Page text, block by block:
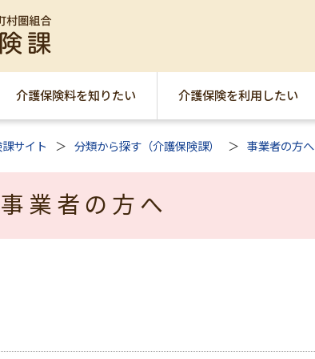
介護保険料を知りたい 介護保険を利用したい
サイト 分類から探す（介護保険課） 事業者の方へ
業者の方へ